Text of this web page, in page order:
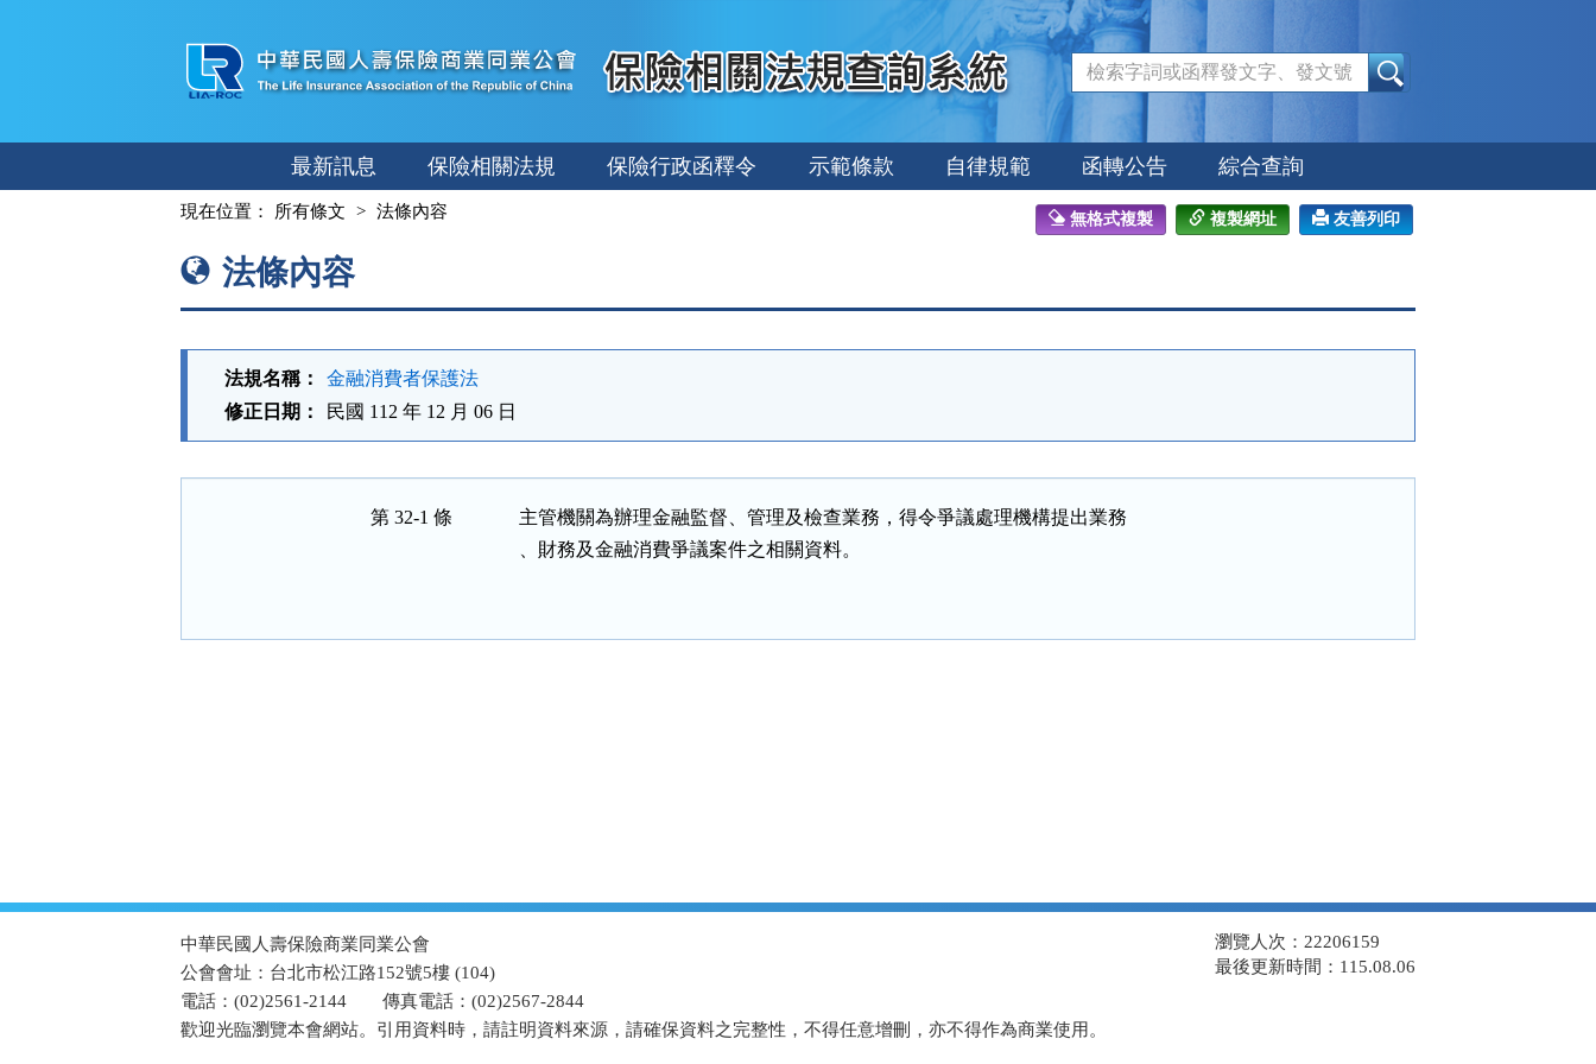
容
最新訊息 保險相關法規 保險行政函釋令 示範條款 自律規範 函轉公告 綜合查詢
現在位置： 所有條文 法條內容 無格式複製 複製網址 友善列印
法條內容
法規名稱：
金融消費者保護法
修正日期：
民國 112 年 12 月 06 日
第 32-1 條
主管機關為辦理金融監督、管理及檢查業務，得令爭議處理機構提出業務
、財務及金融消費爭議案件之相關資料。
中華民國人壽保險商業同業公會
公會會址：台北市松江路152號5樓 (104)
電話：(02)2561-2144
傳真電話：(02)2567-2844
歡迎光臨瀏覽本會網站。引用資料時，請註明資料來源，請確保資料之完整性，不得任意增刪，亦不得作為商業使用。
瀏覽人次：22206159
最後更新時間：115.08.06